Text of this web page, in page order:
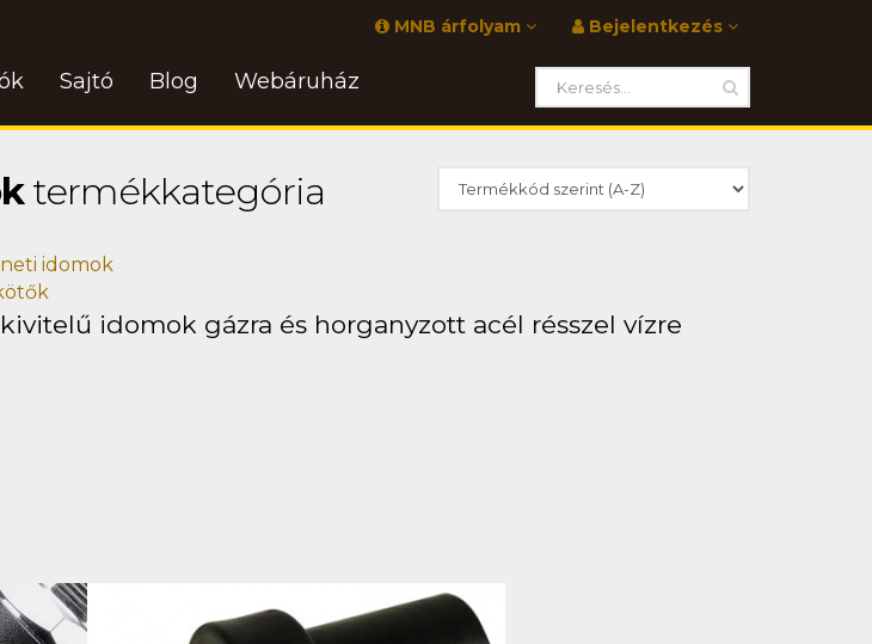
Bejelentkezés
MNB árfolyam
Sajtó Blog Webáruház
termékkategória
idomok
idomok gázra és horganyzott acél résszel vízre